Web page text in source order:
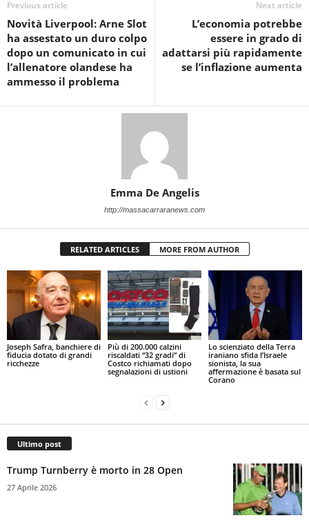
Previous article
Novità Liverpool: Arne Slot
ha assestato un duro colpo
dopo un comunicato in cui
l’allenatore olandese ha
ammesso il problema
Next article
L’economia potrebbe
essere in grado di
adattarsi più rapidamente
se l’inflazione aumenta
Emma De Angelis
http://massacarraranews.com
RELATED ARTICLES MORE FROM AUTHOR
Joseph Safra, banchiere di
fiducia dotato di grandi
ricchezze
Più di 200.000 calzini
riscaldati “32 gradi” di
Costco richiamati dopo
segnalazioni di ustioni
Lo scienziato della Terra
iraniano sfida l’Israele
sionista, la sua
affermazione è basata sul
Corano
Ultimo post
Trump Turnberry è morto in 28 Open
27 Aprile 2026